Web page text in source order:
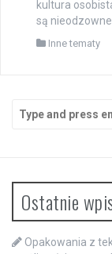
kultura
są
Inne tematy
Search
for:
Ostatnie
Opakowania z